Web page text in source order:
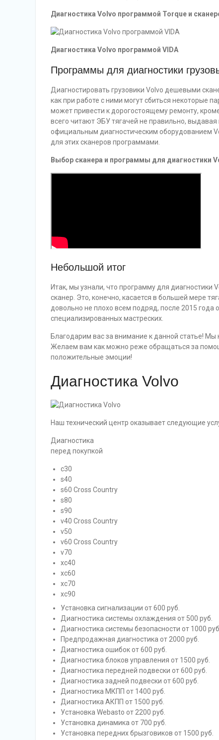
Диагностика Volvo программой Torque и
Диагностика Volvo программой VIDA
Программы для диагностики
Диагностировать грузовики Volvo дешевыми
как при работе с ними могут сбиться некоторые
может привести к дорогостоящему ремонту,
всего читают ЭБУ тягачей не правильно,
официальным диагностическим оборудованием
для этих сканеров программами.
Выбор сканера и программы для диагностики
Небольшой итог
Итак, мы узнали, что программу для диагностики
сканер. Это, конечно, касается в большей мере
довольно не плохо всем подряд, после 2015
специализированных мастреских.
Благодарим вас за внимание к данной статье!
Желаем вам как можно реже обращаться за
положительные эмоции!
Диагностика Volvo
Наш технический центр оказывает следующие
Диагностика
перед покупкой
c30
s40
s60 Cross Country
s80
s90
v40 Cross Country
v50
v60 Cross Country
v70
xc40
xc60
xc70
xc90
Установка сигнализации от 600 руб.
Диагностика системы охлаждения от 500 руб.
Диагностика системы безопасности от 1000
Предпродажная диагностика от 2000 руб.
Диагностика ошибок от 600 руб.
Диагностика блоков управления от 1500 руб.
Диагностика передней подвески от 600 руб.
Диагностика задней подвески от 600 руб.
Диагностика МКПП от 1400 руб.
Диагностика АКПП от 1500 руб.
Установка Webasto от 2200 руб.
Установка динамика от 700 руб.
Установка передних брызговиков от 1500 руб.